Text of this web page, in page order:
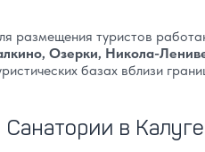
размещения туристов
Озерки, Никола-
базах вблизи
Санатории в Калуге